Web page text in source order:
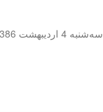
سه‌شنبه 4 اردیبهشت 1386 - 23:41